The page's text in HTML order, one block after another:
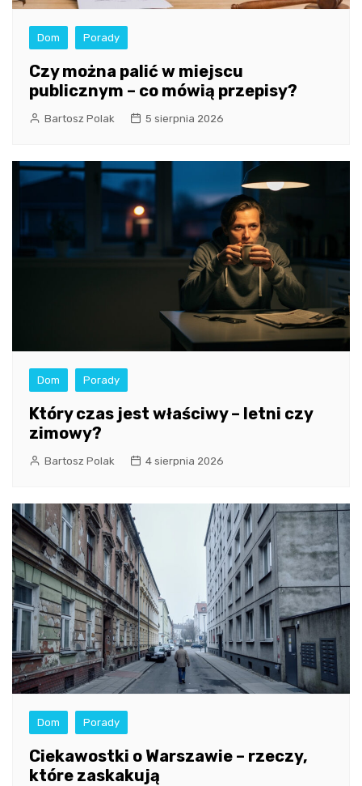
Dom Porady
Czy można palić w miejscu
publicznym – co mówią przepisy?
Bartosz Polak 5 sierpnia 2026
Dom Porady
Który czas jest właściwy – letni czy
zimowy?
Bartosz Polak 4 sierpnia 2026
Dom Porady
Ciekawostki o Warszawie – rzeczy,
które zaskakują